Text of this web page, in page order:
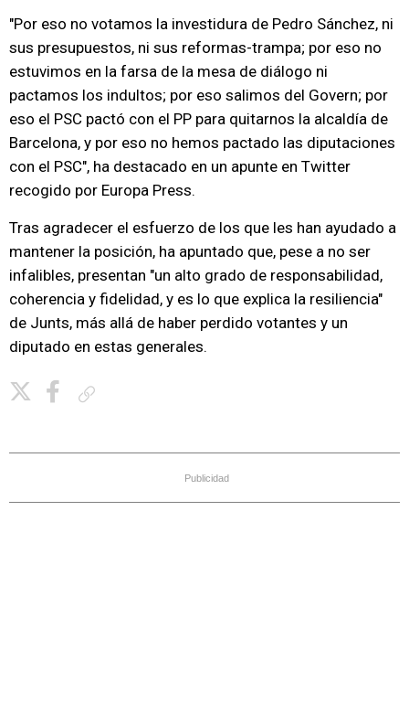
"Por eso no votamos la investidura de Pedro Sánchez, ni
sus presupuestos, ni sus reformas-trampa; por eso no
estuvimos en la farsa de la mesa de diálogo ni
pactamos los indultos; por eso salimos del Govern; por
eso el PSC pactó con el PP para quitarnos la alcaldía de
Barcelona, y por eso no hemos pactado las diputaciones
con el PSC", ha destacado en un apunte en Twitter
recogido por Europa Press.
Tras agradecer el esfuerzo de los que les han ayudado a
mantener la posición, ha apuntado que, pese a no ser
infalibles, presentan "un alto grado de responsabilidad,
coherencia y fidelidad, y es lo que explica la resiliencia"
de Junts, más allá de haber perdido votantes y un
diputado en estas generales.
Publicidad